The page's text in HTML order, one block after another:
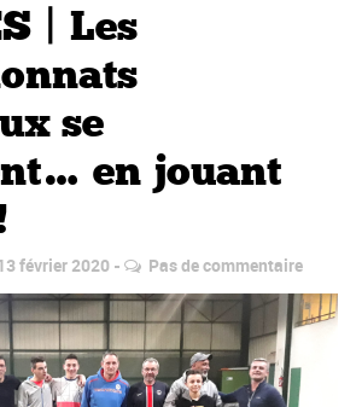
| Les
se
en jouant
février 2020 Pas de commentaire